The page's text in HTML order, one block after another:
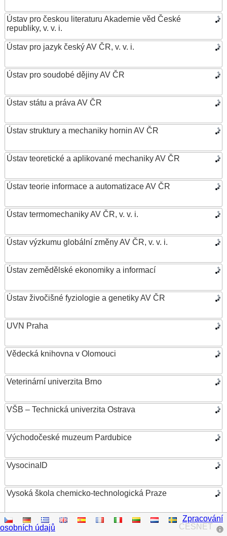
Ústav pro českou literaturu Akademie věd České
republiky, v. v. i.
Ústav pro jazyk český AV ČR, v. v. i.
Ústav pro soudobé dějiny AV ČR
Ústav státu a práva AV ČR
Ústav struktury a mechaniky hornin AV ČR
Ústav teoretické a aplikované mechaniky AV ČR
Ústav teorie informace a automatizace AV ČR
Ústav termomechaniky AV ČR, v. v. i.
Ústav výzkumu globální změny AV ČR, v. v. i.
Ústav zemědělské ekonomiky a informací
Ústav živočišné fyziologie a genetiky AV ČR
UVN Praha
Vědecká knihovna v Olomouci
Veterinární univerzita Brno
VŠB – Technická univerzita Ostrava
Východočeské muzeum Pardubice
VysocinaID
Vysoká škola chemicko-technologická Praze
Vysoká škola ekonomická v Praze
CESNET
Zpracování
osobních údajů